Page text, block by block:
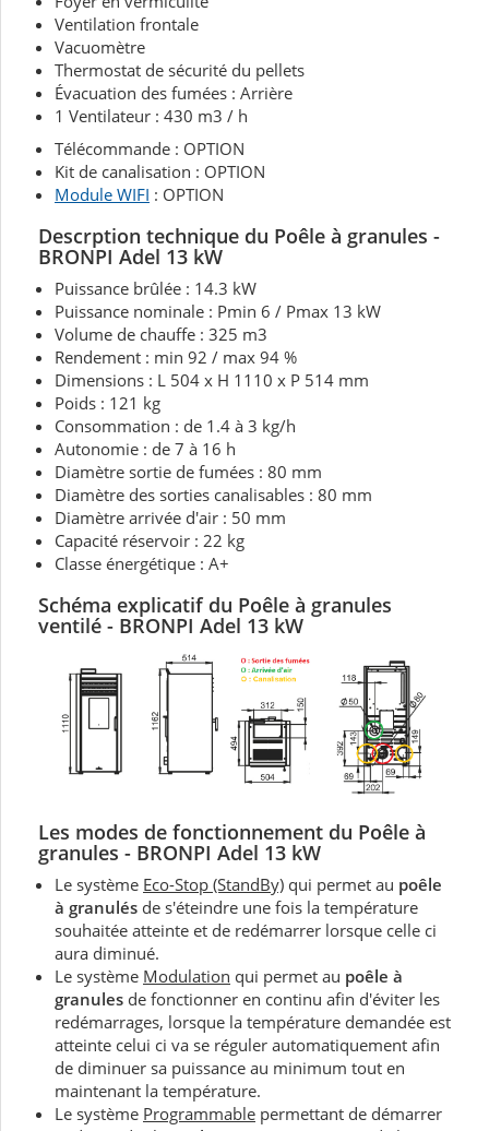
Ventilation frontale
Vacuomètre
Thermostat de sécurité du pellets
Évacuation des fumées : Arrière
1 Ventilateur : 430 m3 / h
Télécommande : OPTION
Kit de canalisation : OPTION
Module WIFI : OPTION
Descrption technique du Poêle à granules -
BRONPI Adel 13 kW
Puissance brûlée : 14.3 kW
Puissance nominale : Pmin 6 / Pmax 13 kW
Volume de chauffe : 325 m3
Rendement : min 92 / max 94 %
Dimensions : L 504 x H 1110 x P 514 mm
Poids : 121 kg
Consommation : de 1.4 à 3 kg/h
Autonomie : de 7 à 16 h
Diamètre sortie de fumées : 80 mm
Diamètre des sorties canalisables : 80 mm
Diamètre arrivée d'air : 50 mm
Capacité réservoir : 22 kg
Classe énergétique : A+
Schéma explicatif du Poêle à granules
ventilé - BRONPI Adel 13 kW
Les modes de fonctionnement du Poêle à
granules - BRONPI Adel 13 kW
Le système Eco-Stop (StandBy) qui permet au poêle
à granulés de s'éteindre une fois la température
souhaitée atteinte et de redémarrer lorsque celle ci
aura diminué.
Le système Modulation qui permet au poêle à
granules de fonctionner en continu afin d'éviter les
redémarrages, lorsque la température demandée est
atteinte celui ci va se réguler automatiquement afin
de diminuer sa puissance au minimum tout en
maintenant la température.
Le système Programmable permettant de démarrer